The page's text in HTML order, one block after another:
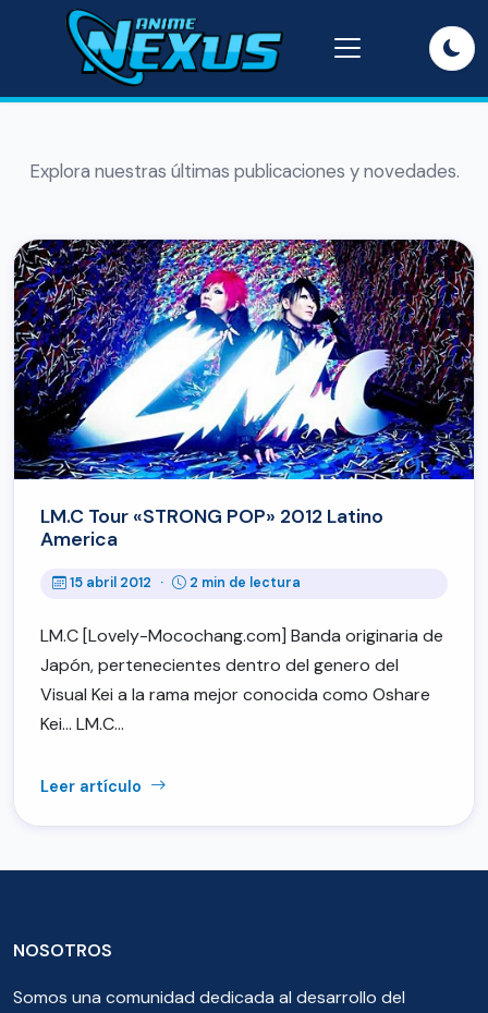
Explora nuestras últimas publicaciones y novedades.
LM.C Tour «STRONG POP» 2012 Latino
America
15 abril 2012 · 2 min de lectura
LM.C [Lovely-Mocochang.com] Banda originaria de
Japón, pertenecientes dentro del genero del
Visual Kei a la rama mejor conocida como Oshare
Kei… LM.C…
Leer artículo
NOSOTROS
Somos una comunidad dedicada al desarrollo del